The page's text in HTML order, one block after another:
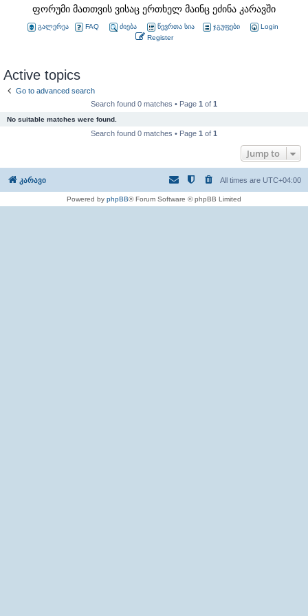
ფორუმი მათთვის ვისაც ერთხელ მაინც ეძინა კარავში
გალერეა FAQ ძიება წევრთა სია ჯგუფები
Login
Register
Active topics
Go to advanced search
Search found 0 matches • Page 1 of 1
No suitable matches were found.
Search found 0 matches • Page 1 of 1
Jump to
კარავი All times are UTC+04:00
Powered by phpBB® Forum Software © phpBB Limited